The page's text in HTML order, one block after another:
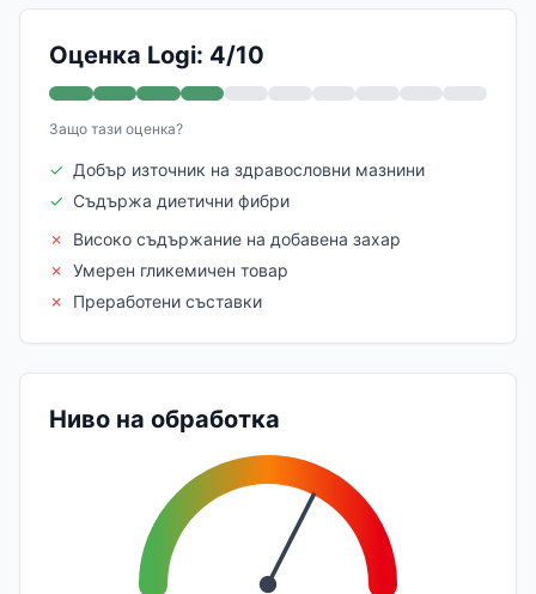
Оценка Logi: 4/10
Защо тази оценка?
✓ Добър източник на здравословни мазнини
✓ Съдържа диетични фибри
✗
Високо съдържание на добавена захар
✗ Умерен гликемичен товар
✗
Преработени съставки
Ниво на обработка